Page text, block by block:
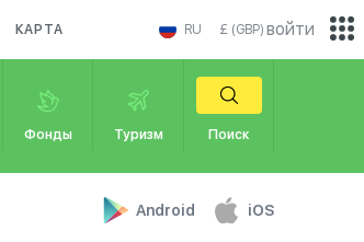
КАРТА RU £ (GBP)
Фонды Туризм Поиск
Android iOS
войти